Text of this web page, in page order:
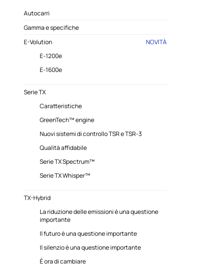
Autocarri
Gamma e specifiche
E-Volution
NOVITÀ
E-1200e
E-1600e
Serie TX
Caratteristiche
GreenTech™ engine
Nuovi sistemi di controllo TSR e TSR-3
Qualità affidabile
Serie TX Spectrum™
Serie TX Whisper™
TX-Hybrid
La riduzione delle emissioni è una questione
importante
Il futuro è una questione importante
Il silenzio è una questione importante
È ora di cambiare